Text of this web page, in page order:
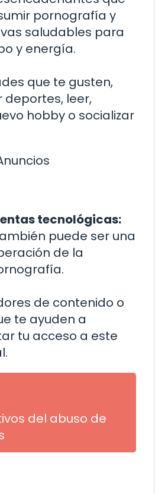
pornografía y
saludables para
y energía.
que te gusten,
leer,
hobby o socializar
tecnológicas:
puede ser una
de la
de contenido o
te ayuden a
tu acceso a este
del abuso de